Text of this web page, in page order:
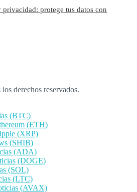
protege tus datos con
los derechos reservados.
(BTC)
(ETH)
(XRP)
(SHIB)
(ADA)
(DOGE)
(SOL)
(LTC)
(AVAX)